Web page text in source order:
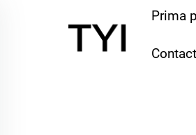
Prima